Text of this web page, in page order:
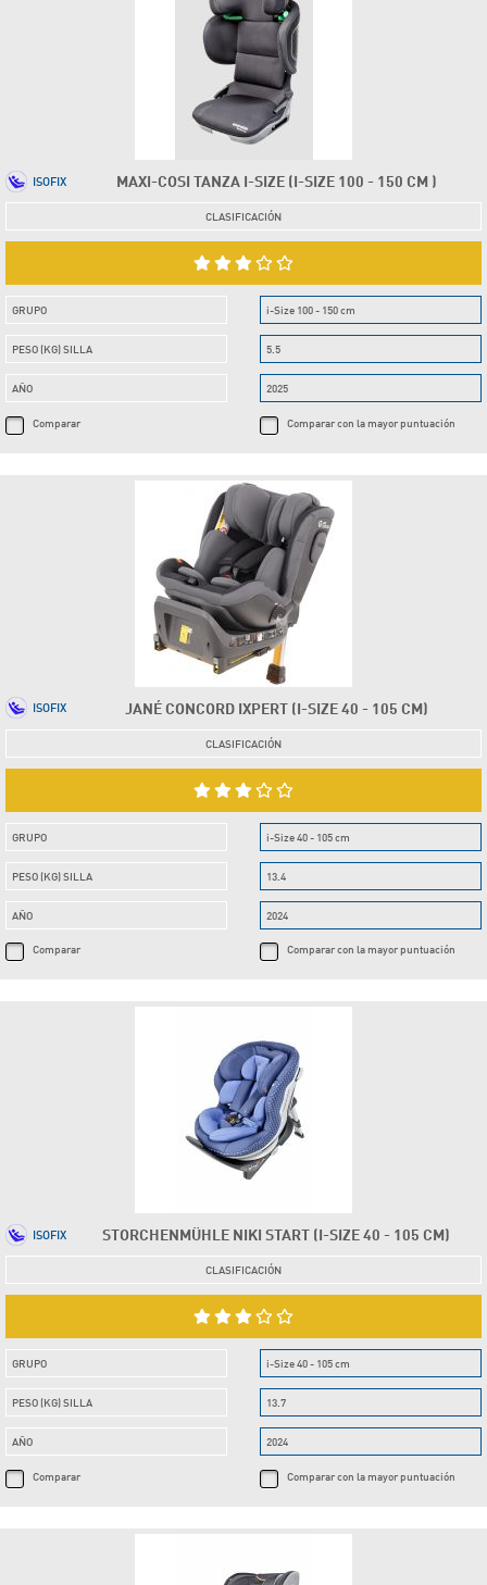
MAXI-COSI TANZA I-SIZE (I-SIZE 100 - 150 CM )
ISOFIX
CLASIFICACIÓN
GRUPO
PESO (KG) SILLA
AÑO
Comparar
i-Size 100 - 150 cm
5.5
2025
Comparar con la mayor puntuación
JANÉ CONCORD IXPERT (I-SIZE 40 - 105 CM)
ISOFIX
CLASIFICACIÓN
GRUPO
PESO (KG) SILLA
AÑO
Comparar
i-Size 40 - 105 cm
13.4
2024
Comparar con la mayor puntuación
STORCHENMÜHLE NIKI START (I-SIZE 40 - 105 CM)
ISOFIX
CLASIFICACIÓN
GRUPO
PESO (KG) SILLA
AÑO
Comparar
i-Size 40 - 105 cm
13.7
2024
Comparar con la mayor puntuación